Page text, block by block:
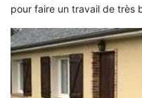
pour faire un travail de très